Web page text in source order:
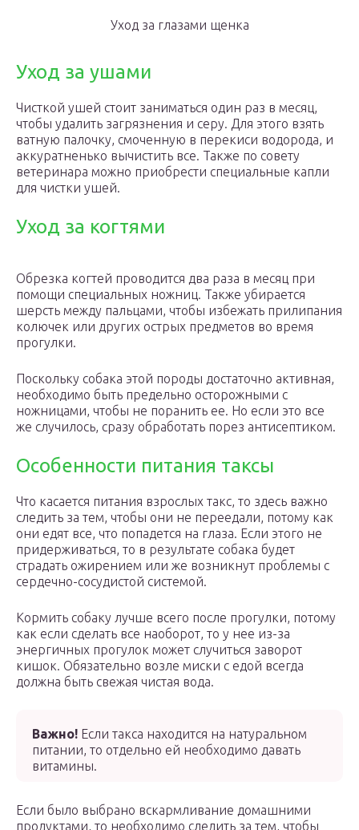
Уход за глазами щенка
Уход за ушами
Чисткой ушей стоит заниматься один раз в месяц,
чтобы удалить загрязнения и серу. Для этого взять
ватную палочку, смоченную в перекиси водорода, и
аккуратненько вычистить все. Также по совету
ветеринара можно приобрести специальные капли
для чистки ушей.
Уход за когтями
Обрезка когтей проводится два раза в месяц при
помощи специальных ножниц. Также убирается
шерсть между пальцами, чтобы избежать прилипания
колючек или других острых предметов во время
прогулки.
Поскольку собака этой породы достаточно активная,
необходимо быть предельно осторожными с
ножницами, чтобы не поранить ее. Но если это все
же случилось, сразу обработать порез антисептиком.
Особенности питания таксы
Что касается питания взрослых такс, то здесь важно
следить за тем, чтобы они не переедали, потому как
они едят все, что попадется на глаза. Если этого не
придерживаться, то в результате собака будет
страдать ожирением или же возникнут проблемы с
сердечно-сосудистой системой.
Кормить собаку лучше всего после прогулки, потому
как если сделать все наоборот, то у нее из-за
энергичных прогулок может случиться заворот
кишок. Обязательно возле миски с едой всегда
должна быть свежая чистая вода.
Важно! Если такса находится на натуральном
питании, то отдельно ей необходимо давать
витамины.
Если было выбрано вскармливание домашними
продуктами, то необходимо следить за тем, чтобы